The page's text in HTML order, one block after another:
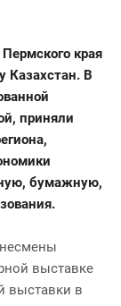
края
Казахстан. В
приняли
бумажную,
выставке
выставки в